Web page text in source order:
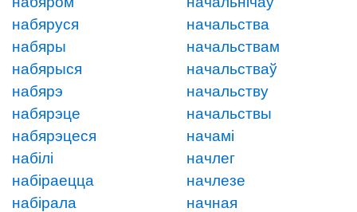
набяруся
набяры
набярыся
набярэ
набярэце
набярэцеся
набілі
набіраецца
набірала
начальства
начальствам
начальстваў
начальству
начальствы
начамі
начлег
начлезе
начная